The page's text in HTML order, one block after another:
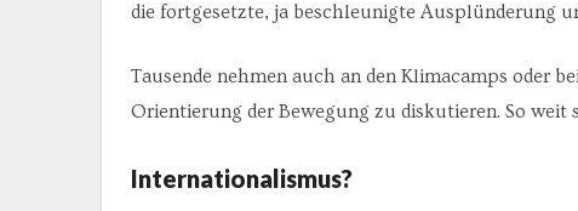
die fortgesetzte, ja beschleunigte Ausplünderung
Tausende nehmen auch an den Klimacamps oder
Orientierung der Bewegung zu diskutieren. So weit
Internationalismus?